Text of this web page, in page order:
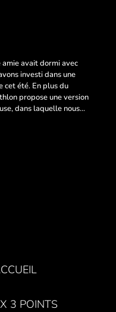
avait dormi avec
investi dans une
cet été. En plus du
propose une version
dans laquelle nous...
3 POINTS